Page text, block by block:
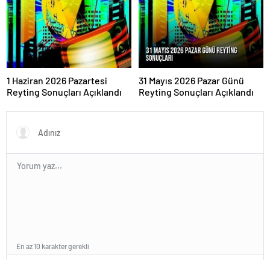
1 Haziran 2026 Pazartesi
Reyting Sonuçları Açıklandı
31 Mayıs 2026 Pazar Günü
Reyting Sonuçları Açıklandı
En az 10 karakter gerekli